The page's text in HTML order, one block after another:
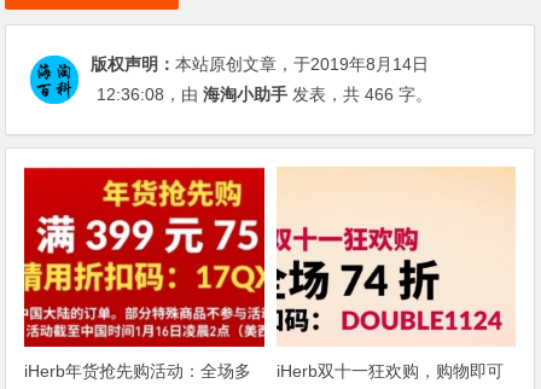
版权声明：本站原创文章，于2019年8月14日
12:36:08 ，由海淘小助手 发表，共 466 字。
iHerb年货抢先购活动：全场多 iHerb双十一狂欢购，购物即可